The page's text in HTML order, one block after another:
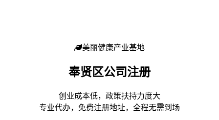
美丽健康产业基地
奉贤区公司注册
创业成本低，政策扶持力度大
专业代办，免费注册地址，全程无需到场